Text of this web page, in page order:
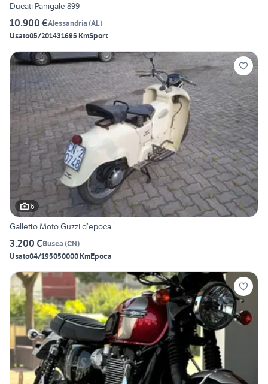
Ducati Panigale 899
10.900 €Alessandria (AL)
Usato05/201431695 KmSport
6
Galletto Moto Guzzi d’epoca
3.200 €Busca (CN)
Usato04/195050000 KmEpoca